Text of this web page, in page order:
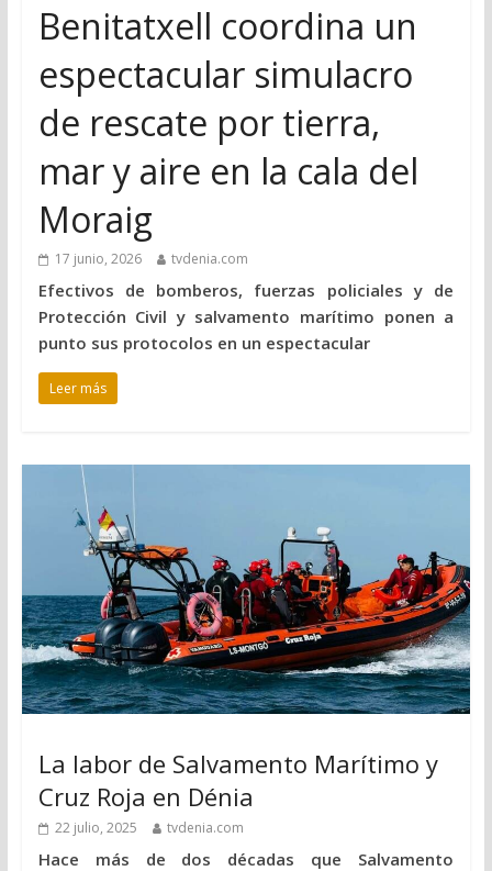
Benitatxell coordina un
espectacular simulacro
de rescate por tierra,
mar y aire en la cala del
Moraig
17 junio, 2026 tvdenia.com
Efectivos de bomberos, fuerzas policiales y de
Protección Civil y salvamento marítimo ponen a
punto sus protocolos en un espectacular
Leer más
La labor de Salvamento Marítimo y
Cruz Roja en Dénia
22 julio, 2025 tvdenia.com
Hace más de dos décadas que Salvamento